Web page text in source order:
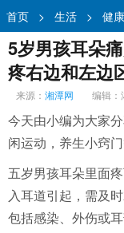
首页 > 生活 > 健康
5岁男孩耳朵
疼右边和左边
来源： 湘潭网 编辑：
今天由小编为大家
闲运动，养生小窍
五岁男孩耳朵里面
入耳道引起，需及
包括感染、外伤或